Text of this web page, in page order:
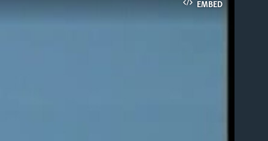
EMBED